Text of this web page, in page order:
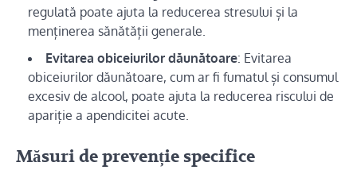
regulată poate ajuta la reducerea stresului și la
menținerea sănătății generale.
Evitarea obiceiurilor dăunătoare: Evitarea
obiceiurilor dăunătoare, cum ar fi fumatul și consumul
excesiv de alcool, poate ajuta la reducerea riscului de
apariție a apendicitei acute.
Măsuri de prevenție specifice